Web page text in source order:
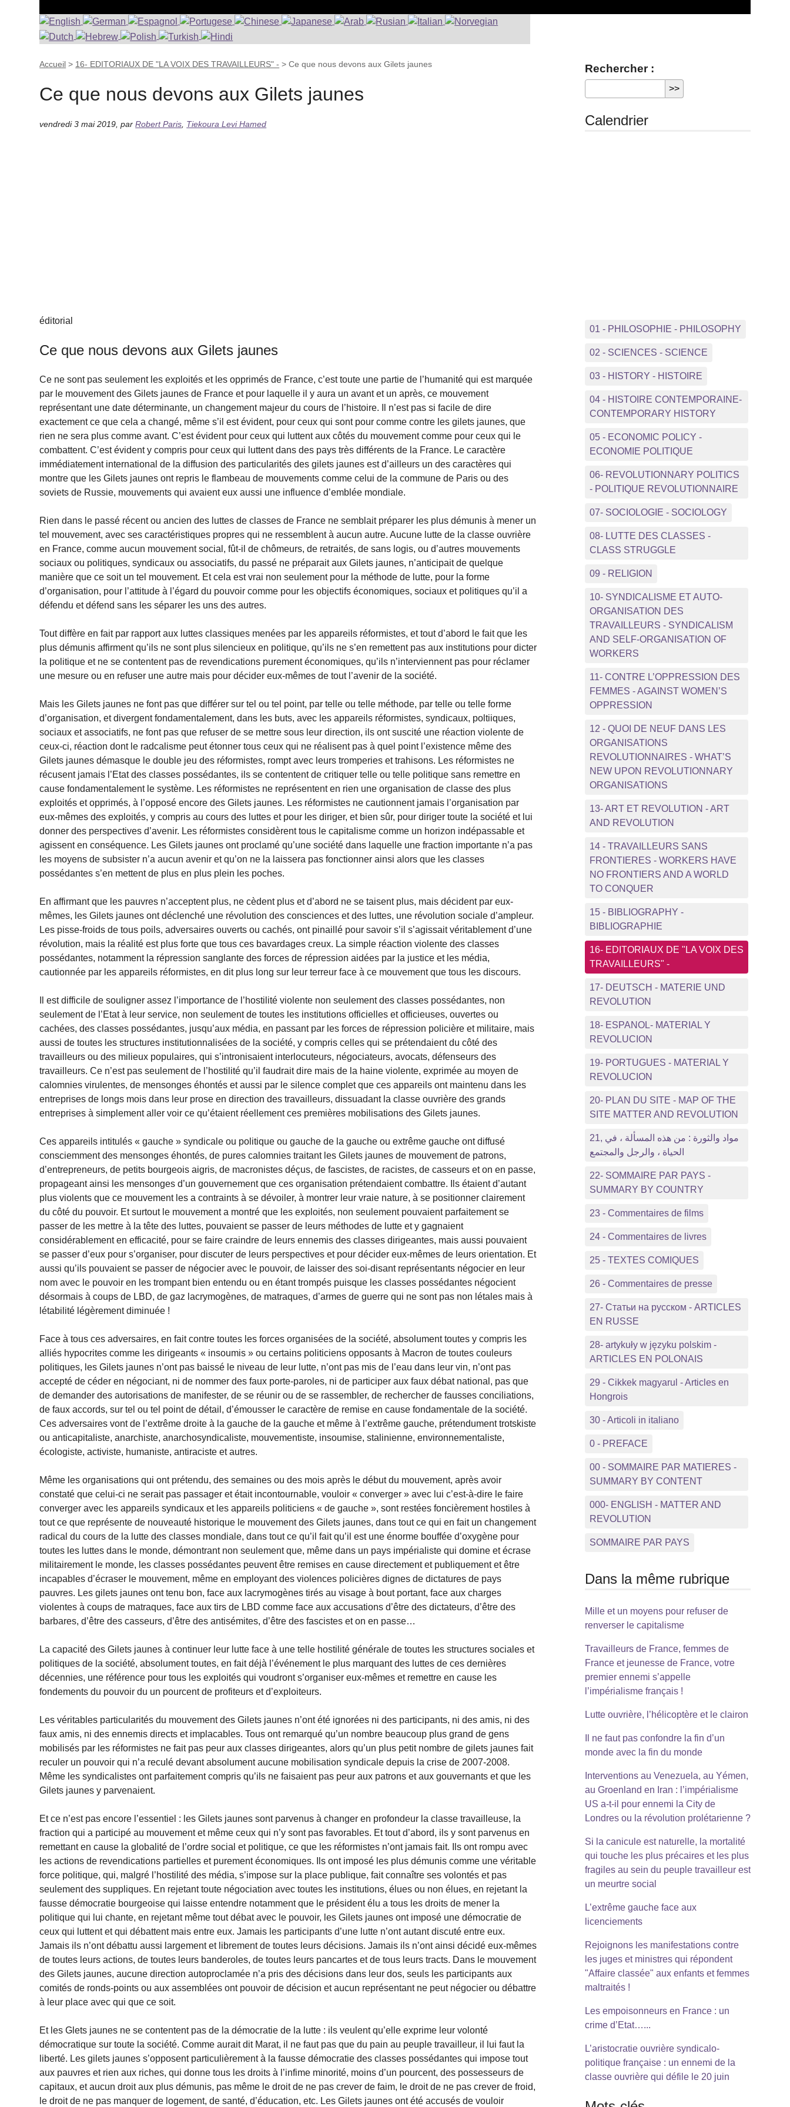
Accueil > 16- EDITORIAUX DE "LA VOIX DES TRAVAILLEURS" - >Ce que nous devons aux Gilets jaunes
Ce que nous devons aux Gilets jaunes
vendredi 3 mai 2019 ,parRobert Paris Tiekoura Levi Hamed
éditorial
Ce que nous devons aux Gilets jaunes
Ce ne sont pas seulement les exploités et les opprimés de France, c’est toute une partie de l’humanité qui est marquée
par le mouvement des Gilets jaunes de France et pour laquelle il y aura un avant et un après, ce mouvement
représentant une date déterminante, un changement majeur du cours de l’histoire. Il n’est pas si facile de dire
exactement ce que cela a changé, même s’il est évident, pour ceux qui sont pour comme contre les gilets jaunes, que
rien ne sera plus comme avant. C’est évident pour ceux qui luttent aux côtés du mouvement comme pour ceux qui le
combattent. C’est évident y compris pour ceux qui luttent dans des pays très différents de la France. Le caractère
immédiatement international de la diffusion des particularités des gilets jaunes est d’ailleurs un des caractères qui
montre que les Gilets jaunes ont repris le flambeau de mouvements comme celui de la commune de Paris ou des
soviets de Russie, mouvements qui avaient eux aussi une influence d’emblée mondiale.
Rien dans le passé récent ou ancien des luttes de classes de France ne semblait préparer les plus démunis à mener un
tel mouvement, avec ses caractéristiques propres qui ne ressemblent à aucun autre. Aucune lutte de la classe ouvrière
en France, comme aucun mouvement social, fût-il de chômeurs, de retraités, de sans logis, ou d’autres mouvements
sociaux ou politiques, syndicaux ou associatifs, du passé ne préparait aux Gilets jaunes, n’anticipait de quelque
manière que ce soit un tel mouvement. Et cela est vrai non seulement pour la méthode de lutte, pour la forme
d’organisation, pour l’attitude à l’égard du pouvoir comme pour les objectifs économiques, sociaux et politiques qu’il a
défendu et défend sans les séparer les uns des autres.
Tout diffère en fait par rapport aux luttes classiques menées par les appareils réformistes, et tout d’abord le fait que les
plus démunis affirment qu’ils ne sont plus silencieux en politique, qu’ils ne s’en remettent pas aux institutions pour dicter
la politique et ne se contentent pas de revendications purement économiques, qu’ils n’interviennent pas pour réclamer
une mesure ou en refuser une autre mais pour décider eux-mêmes de tout l’avenir de la société.
Mais les Gilets jaunes ne font pas que différer sur tel ou tel point, par telle ou telle méthode, par telle ou telle forme
d’organisation, et divergent fondamentalement, dans les buts, avec les appareils réformistes, syndicaux, poltiiques,
sociaux et associatifs, ne font pas que refuser de se mettre sous leur direction, ils ont suscité une réaction violente de
ceux-ci, réaction dont le radcalisme peut étonner tous ceux qui ne réalisent pas à quel point l’existence même des
Gilets jaunes démasque le double jeu des réformistes, rompt avec leurs tromperies et trahisons. Les réformistes ne
récusent jamais l’Etat des classes possédantes, ils se contentent de critiquer telle ou telle politique sans remettre en
cause fondamentalement le système. Les réformistes ne représentent en rien une organisation de classe des plus
exploités et opprimés, à l’opposé encore des Gilets jaunes. Les réformistes ne cautionnent jamais l’organisation par
eux-mêmes des exploités, y compris au cours des luttes et pour les diriger, et bien sûr, pour diriger toute la société et lui
donner des perspectives d’avenir. Les réformistes considèrent tous le capitalisme comme un horizon indépassable et
agissent en conséquence. Les Gilets jaunes ont proclamé qu’une société dans laquelle une fraction importante n’a pas
les moyens de subsister n’a aucun avenir et qu’on ne la laissera pas fonctionner ainsi alors que les classes
possédantes s’en mettent de plus en plus plein les poches.
En affirmant que les pauvres n’acceptent plus, ne cèdent plus et d’abord ne se taisent plus, mais décident par eux-
mêmes, les Gilets jaunes ont déclenché une révolution des consciences et des luttes, une révolution sociale d’ampleur.
Les pisse-froids de tous poils, adversaires ouverts ou cachés, ont pinaillé pour savoir s’il s’agissait véritablement d’une
révolution, mais la réalité est plus forte que tous ces bavardages creux. La simple réaction violente des classes
possédantes, notamment la répression sanglante des forces de répression aidées par la justice et les média,
cautionnée par les appareils réformistes, en dit plus long sur leur terreur face à ce mouvement que tous les discours.
Il est difficile de souligner assez l’importance de l’hostilité violente non seulement des classes possédantes, non
seulement de l’Etat à leur service, non seulement de toutes les institutions officielles et officieuses, ouvertes ou
cachées, des classes possédantes, jusqu’aux média, en passant par les forces de répression policière et militaire, mais
aussi de toutes les structures institutionnalisées de la société, y compris celles qui se prétendaient du côté des
travailleurs ou des milieux populaires, qui s’intronisaient interlocuteurs, négociateurs, avocats, défenseurs des
travailleurs. Ce n’est pas seulement de l’hostilité qu’il faudrait dire mais de la haine violente, exprimée au moyen de
calomnies virulentes, de mensonges éhontés et aussi par le silence complet que ces appareils ont maintenu dans les
entreprises de longs mois dans leur prose en direction des travailleurs, dissuadant la classe ouvrière des grands
entreprises à simplement aller voir ce qu’étaient réellement ces premières mobilisations des Gilets jaunes.
Ces appareils intitulés « gauche » syndicale ou politique ou gauche de la gauche ou extrême gauche ont diffusé
consciemment des mensonges éhontés, de pures calomnies traitant les Gilets jaunes de mouvement de patrons,
d’entrepreneurs, de petits bourgeois aigris, de macronistes déçus, de fascistes, de racistes, de casseurs et on en passe,
propageant ainsi les mensonges d’un gouvernement que ces organisation prétendaient combattre. Ils étaient d’autant
plus violents que ce mouvement les a contraints à se dévoiler, à montrer leur vraie nature, à se positionner clairement
du côté du pouvoir. Et surtout le mouvement a montré que les exploités, non seulement pouvaient parfaitement se
passer de les mettre à la tête des luttes, pouvaient se passer de leurs méthodes de lutte et y gagnaient
considérablement en efficacité, pour se faire craindre de leurs ennemis des classes dirigeantes, mais aussi pouvaient
se passer d’eux pour s’organiser, pour discuter de leurs perspectives et pour décider eux-mêmes de leurs orientation. Et
aussi qu’ils pouvaient se passer de négocier avec le pouvoir, de laisser des soi-disant représentants négocier en leur
nom avec le pouvoir en les trompant bien entendu ou en étant trompés puisque les classes possédantes négocient
désormais à coups de LBD, de gaz lacrymogènes, de matraques, d’armes de guerre qui ne sont pas non létales mais à
létabilité légèrement diminuée !
Face à tous ces adversaires, en fait contre toutes les forces organisées de la société, absolument toutes y compris les
alliés hypocrites comme les dirigeants « insoumis » ou certains politiciens opposants à Macron de toutes couleurs
politiques, les Gilets jaunes n’ont pas baissé le niveau de leur lutte, n’ont pas mis de l’eau dans leur vin, n’ont pas
accepté de céder en négociant, ni de nommer des faux porte-paroles, ni de participer aux faux débat national, pas que
de demander des autorisations de manifester, de se réunir ou de se rassembler, de rechercher de fausses conciliations,
de faux accords, sur tel ou tel point de détail, d’émousser le caractère de remise en cause fondamentale de la société.
Ces adversaires vont de l’extrême droite à la gauche de la gauche et même à l’extrême gauche, prétendument trotskiste
ou anticapitaliste, anarchiste, anarchosyndicaliste, mouvementiste, insoumise, stalinienne, environnementaliste,
écologiste, activiste, humaniste, antiraciste et autres.
Même les organisations qui ont prétendu, des semaines ou des mois après le début du mouvement, après avoir
constaté que celui-ci ne serait pas passager et était incontournable, vouloir « converger » avec lui c’est-à-dire le faire
converger avec les appareils syndicaux et les appareils politiciens « de gauche », sont restées foncièrement hostiles à
tout ce que représente de nouveauté historique le mouvement des Gilets jaunes, dans tout ce qui en fait un changement
radical du cours de la lutte des classes mondiale, dans tout ce qu’il fait qu’il est une énorme bouffée d’oxygène pour
toutes les luttes dans le monde, démontrant non seulement que, même dans un pays impérialiste qui domine et écrase
militairement le monde, les classes possédantes peuvent être remises en cause directement et publiquement et être
incapables d’écraser le mouvement, même en employant des violences policières dignes de dictatures de pays
pauvres. Les gilets jaunes ont tenu bon, face aux lacrymogènes tirés au visage à bout portant, face aux charges
violentes à coups de matraques, face aux tirs de LBD comme face aux accusations d’être des dictateurs, d’être des
barbares, d’être des casseurs, d’être des antisémites, d’être des fascistes et on en passe…
La capacité des Gilets jaunes à continuer leur lutte face à une telle hostilité générale de toutes les structures sociales et
politiques de la société, absolument toutes, en fait déjà l’événement le plus marquant des luttes de ces dernières
décennies, une référence pour tous les exploités qui voudront s’organiser eux-mêmes et remettre en cause les
fondements du pouvoir du un pourcent de profiteurs et d’exploiteurs.
Les véritables particularités du mouvement des Gilets jaunes n’ont été ignorées ni des participants, ni des amis, ni des
faux amis, ni des ennemis directs et implacables. Tous ont remarqué qu’un nombre beaucoup plus grand de gens
mobilisés par les réformistes ne fait pas peur aux classes dirigeantes, alors qu’un plus petit nombre de gilets jaunes fait
reculer un pouvoir qui n’a reculé devant absolument aucune mobilisation syndicale depuis la crise de 2007-2008.
Même les syndicalistes ont parfaitement compris qu’ils ne faisaient pas peur aux patrons et aux gouvernants et que les
Gilets jaunes y parvenaient.
Et ce n’est pas encore l’essentiel : les Gilets jaunes sont parvenus à changer en profondeur la classe travailleuse, la
fraction qui a participé au mouvement et même ceux qui n’y sont pas favorables. Et tout d’abord, ils y sont parvenus en
remettant en cause la globalité de l’ordre social et politique, ce que les réformistes n’ont jamais fait. Ils ont rompu avec
les actions de revendications partielles et purement économiques. Ils ont imposé les plus démunis comme une véritable
force politique, qui, malgré l’hostilité des média, s’impose sur la place publique, fait connaître ses volontés et pas
seulement des suppliques. En rejetant toute négociation avec toutes les institutions, élues ou non élues, en rejetant la
fausse démocratie bourgeoise qui laisse entendre notamment que le président élu a tous les droits de mener la
politique qui lui chante, en rejetant même tout débat avec le pouvoir, les Gilets jaunes ont imposé une démocratie de
ceux qui luttent et qui débattent mais entre eux. Jamais les participants d’une lutte n’ont autant discuté entre eux.
Jamais ils n’ont débattu aussi largement et librement de toutes leurs décisions. Jamais ils n’ont ainsi décidé eux-mêmes
de toutes leurs actions, de toutes leurs banderoles, de toutes leurs pancartes et de tous leurs tracts. Dans le mouvement
des Gilets jaunes, aucune direction autoproclamée n’a pris des décisions dans leur dos, seuls les participants aux
comités de ronds-points ou aux assemblées ont pouvoir de décision et aucun représentant ne peut négocier ou débattre
à leur place avec qui que ce soit.
Et les Glets jaunes ne se contentent pas de la démocratie de la lutte : ils veulent qu’elle exprime leur volonté
démocratique sur toute la société. Comme aurait dit Marat, il ne faut pas que du pain au peuple travailleur, il lui faut la
liberté. Les gilets jaunes s’opposent particulièrement à la fausse démocratie des classes possédantes qui impose tout
aux pauvres et rien aux riches, qui donne tous les droits à l’infime minorité, moins d’un pourcent, des possesseurs de
capitaux, et aucun droit aux plus démunis, pas même le droit de ne pas crever de faim, le droit de ne pas crever de froid,
le droit de ne pas manquer de logement, de santé, d’éducation, etc. Les Gilets jaunes ont été accusés de vouloir
Rechercher :
Calendrier
01 - PHILOSOPHIE - PHILOSOPHY
02 - SCIENCES - SCIENCE
03 - HISTORY - HISTOIRE
04 - HISTOIRE CONTEMPORAINE-
CONTEMPORARY HISTORY
05 - ECONOMIC POLICY -
ECONOMIE POLITIQUE
06- REVOLUTIONNARY POLITICS
- POLITIQUE REVOLUTIONNAIRE
07- SOCIOLOGIE - SOCIOLOGY
08- LUTTE DES CLASSES -
CLASS STRUGGLE
09 - RELIGION
10- SYNDICALISME ET AUTO-
ORGANISATION DES
TRAVAILLEURS - SYNDICALISM
AND SELF-ORGANISATION OF
WORKERS
11- CONTRE L’OPPRESSION DES
FEMMES - AGAINST WOMEN’S
OPPRESSION
12 - QUOI DE NEUF DANS LES
ORGANISATIONS
REVOLUTIONNAIRES - WHAT’S
NEW UPON REVOLUTIONNARY
ORGANISATIONS
13- ART ET REVOLUTION - ART
AND REVOLUTION
14 - TRAVAILLEURS SANS
FRONTIERES - WORKERS HAVE
NO FRONTIERS AND A WORLD
TO CONQUER
15 - BIBLIOGRAPHY -
BIBLIOGRAPHIE
16- EDITORIAUX DE "LA VOIX DES
TRAVAILLEURS" -
17- DEUTSCH - MATERIE UND
REVOLUTION
18- ESPANOL- MATERIAL Y
REVOLUCION
19- PORTUGUES - MATERIAL Y
REVOLUCION
20- PLAN DU SITE - MAP OF THE
SITE MATTER AND REVOLUTION
21, مواد والثورة : من هذه المسألة ، في
الحياة ، والرجل والمجتمع
22- SOMMAIRE PAR PAYS -
SUMMARY BY COUNTRY
23 - Commentaires de films
24 - Commentaires de livres
25 - TEXTES COMIQUES
26 - Commentaires de presse
27- Статьи на русском - ARTICLES
EN RUSSE
28- artykuły w języku polskim -
ARTICLES EN POLONAIS
29 - Cikkek magyarul - Articles en
Hongrois
30 - Articoli in italiano
0 - PREFACE
00 - SOMMAIRE PAR MATIERES -
SUMMARY BY CONTENT
000- ENGLISH - MATTER AND
REVOLUTION
SOMMAIRE PAR PAYS
Dans la même rubrique
Mille et un moyens pour refuser de
renverser le capitalisme
Travailleurs de France, femmes de
France et jeunesse de France, votre
premier ennemi s’appelle
l’impérialisme français !
Lutte ouvrière, l’hélicoptère et le clairon
Il ne faut pas confondre la fin d’un
monde avec la fin du monde
Interventions au Venezuela, au Yémen,
au Groenland en Iran : l’impérialisme
US a-t-il pour ennemi la City de
Londres ou la révolution prolétarienne ?
Si la canicule est naturelle, la mortalité
qui touche les plus précaires et les plus
fragiles au sein du peuple travailleur est
un meurtre social
L’extrême gauche face aux
licenciements
Rejoignons les manifestations contre
les juges et ministres qui répondent
"Affaire classée" aux enfants et femmes
maltraités !
Les empoisonneurs en France : un
crime d’Etat…...
L’aristocratie ouvrière syndicalo-
politique française : un ennemi de la
classe ouvrière qui défile le 20 juin